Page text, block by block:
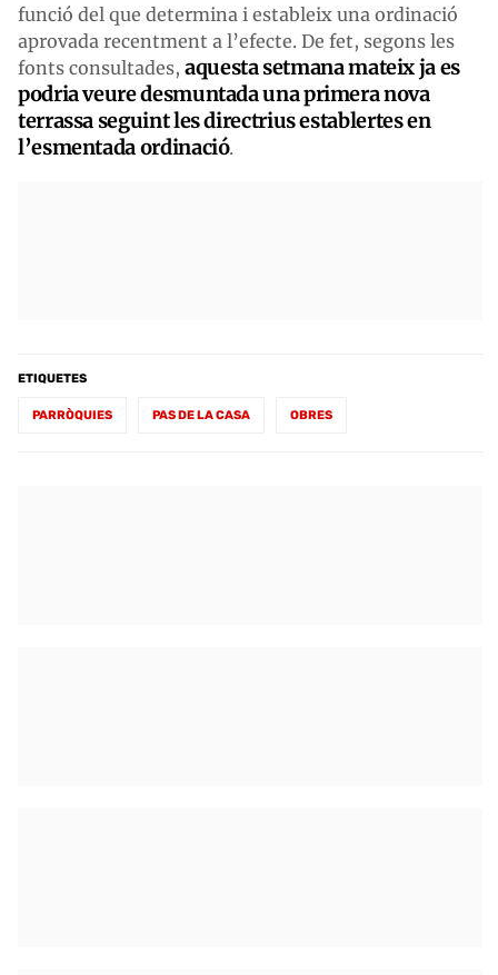
funció del que determina i estableix una ordinació
aprovada recentment a l’efecte. De fet, segons les
fonts consultades, aquesta setmana mateix ja es
podria veure desmuntada una primera nova
terrassa seguint les directrius establertes en
l’esmentada ordinació.
ETIQUETES
PARRÒQUIES PAS DE LA CASA OBRES